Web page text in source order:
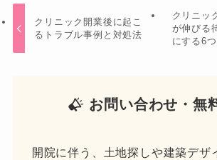
クリニック開業後に起こ
るトラブル事例と対処法
クリニッ
が伸びる
にする6
お問い合わせ・無
開院に伴う、土地探しや建築デザ